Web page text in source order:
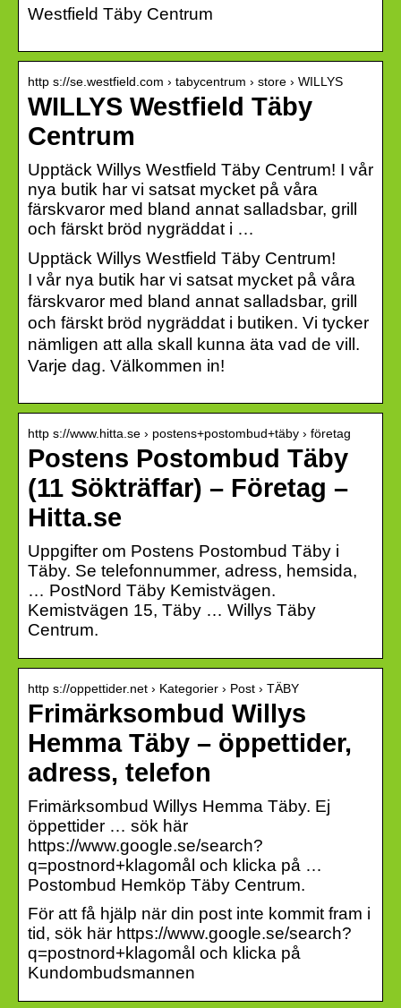
Westfield Täby Centrum
http s://se.westfield.com › tabycentrum › store › WILLYS
WILLYS Westfield Täby
Centrum
Upptäck Willys Westfield Täby Centrum! I vår
nya butik har vi satsat mycket på våra
färskvaror med bland annat salladsbar, grill
och färskt bröd nygräddat i …
Upptäck Willys Westfield Täby Centrum!
I vår nya butik har vi satsat mycket på våra
färskvaror med bland annat salladsbar, grill
och färskt bröd nygräddat i butiken. Vi tycker
nämligen att alla skall kunna äta vad de vill.
Varje dag. Välkommen in!
http s://www.hitta.se › postens+postombud+täby › företag
Postens Postombud Täby
(11 Sökträffar) – Företag –
Hitta.se
Uppgifter om Postens Postombud Täby i
Täby. Se telefonnummer, adress, hemsida,
… PostNord Täby Kemistvägen.
Kemistvägen 15, Täby … Willys Täby
Centrum.
http s://oppettider.net › Kategorier › Post › TÄBY
Frimärksombud Willys
Hemma Täby – öppettider,
adress, telefon
Frimärksombud Willys Hemma Täby. Ej
öppettider … sök här
https://www.google.se/search?
q=postnord+klagomål och klicka på …
Postombud Hemköp Täby Centrum.
För att få hjälp när din post inte kommit fram i
tid, sök här https://www.google.se/search?
q=postnord+klagomål och klicka på
Kundombudsmannen